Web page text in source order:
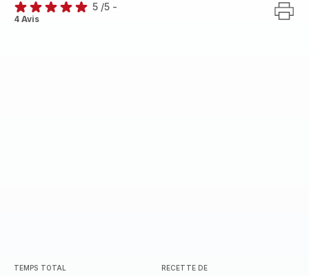
Avis
5 /5 -
4 Avis
TEMPS TOTAL RECETTE DE